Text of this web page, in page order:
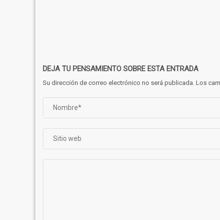
DEJATU PENSAMIENTO SOBRE ESTA ENTRADA
Su dirección de correo electrónico no será publicada. Los